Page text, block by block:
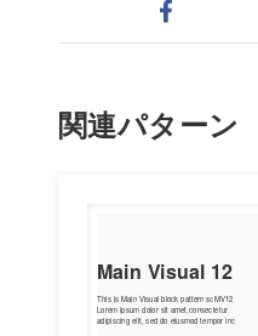
関連パターン